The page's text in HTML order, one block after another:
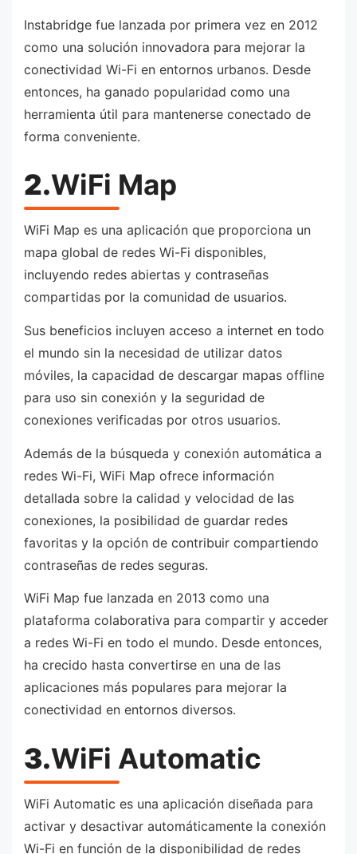
Instabridge fue lanzada por primera vez en 2012
como una solución innovadora para mejorar la
conectividad Wi-Fi en entornos urbanos. Desde
entonces, ha ganado popularidad como una
herramienta útil para mantenerse conectado de
forma conveniente.
2.WiFi Map
WiFi Map es una aplicación que proporciona un
mapa global de redes Wi-Fi disponibles,
incluyendo redes abiertas y contraseñas
compartidas por la comunidad de usuarios.
Sus beneficios incluyen acceso a internet en todo
el mundo sin la necesidad de utilizar datos
móviles, la capacidad de descargar mapas offline
para uso sin conexión y la seguridad de
conexiones verificadas por otros usuarios.
Además de la búsqueda y conexión automática a
redes Wi-Fi, WiFi Map ofrece información
detallada sobre la calidad y velocidad de las
conexiones, la posibilidad de guardar redes
favoritas y la opción de contribuir compartiendo
contraseñas de redes seguras.
WiFi Map fue lanzada en 2013 como una
plataforma colaborativa para compartir y acceder
a redes Wi-Fi en todo el mundo. Desde entonces,
ha crecido hasta convertirse en una de las
aplicaciones más populares para mejorar la
conectividad en entornos diversos.
3.WiFi Automatic
WiFi Automatic es una aplicación diseñada para
activar y desactivar automáticamente la conexión
Wi-Fi en función de la disponibilidad de redes